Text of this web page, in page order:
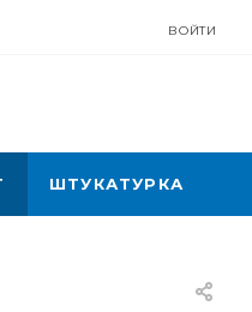
ВОЙТИ
ШТУКАТУРКА